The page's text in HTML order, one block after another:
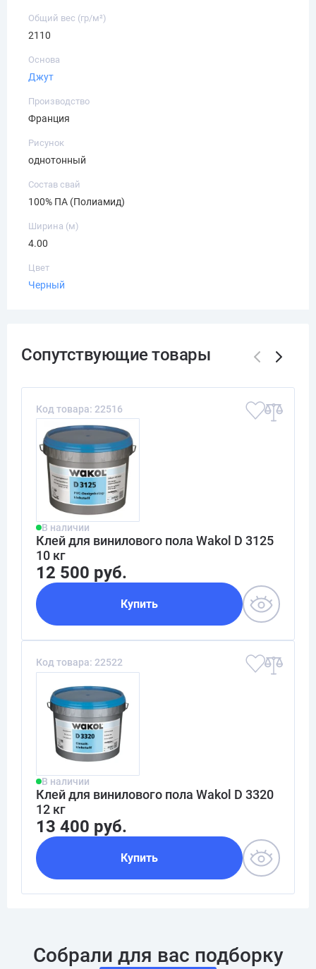
Общий вес (гр/м²)
2110
Основа
Джут
Производство
Франция
Рисунок
однотонный
Состав свай
100% ПА (Полиамид)
Ширина (м)
4.00
Цвет
Черный
Код товара: 22516
В наличии
Клей для винилового пола Wakol D 3125
10 кг
12 500 руб.
Купить
Код товара: 22522
В наличии
Клей для винилового пола Wakol D 3320
12 кг
13 400 руб.
Купить
Собрали для вас подборку